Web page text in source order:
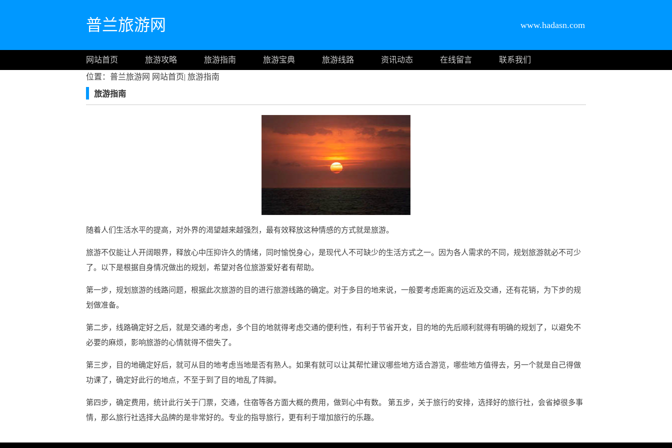
普兰旅游网 www.hadasn.com
网站首页 旅游攻略 旅游指南 旅游宝典 旅游线路 资讯动态 在线留言
联系我们
位置：普兰旅游网 网站首页| 旅游指南
旅游指南
随着人们生活水平的提高，对外界的渴望越来越强烈，最有效释放这种情感的方式就是旅游。
旅游不仅能让人开阔眼界，释放心中压抑许久的情绪，同时愉悦身心，是现代人不可缺少的生活方式之一。因为各人需求的不同，规划旅游就必不可少
了。以下是根据自身情况做出的规划，希望对各位旅游爱好者有帮助。
第一步，规划旅游的线路问题，根据此次旅游的目的进行旅游线路的确定。对于多目的地来说，一般要考虑距离的远近及交通，还有花销，为下步的规
划做准备。
第二步，线路确定好之后，就是交通的考虑，多个目的地就得考虑交通的便利性，有利于节省开支，目的地的先后顺利就得有明确的规划了，以避免不
必要的麻烦，影响旅游的心情就得不偿失了。
第三步，目的地确定好后，就可从目的地考虑当地是否有熟人。如果有就可以让其帮忙建议哪些地方适合游览，哪些地方值得去，另一个就是自己得做
功课了，确定好此行的地点，不至于到了目的地乱了阵脚。
第四步，确定费用，统计此行关于门票，交通，住宿等各方面大概的费用，做到心中有数。 第五步，关于旅行的安排，选择好的旅行社，会省掉很多事
情，那么旅行社选择大品牌的是非常好的。专业的指导旅行，更有利于增加旅行的乐趣。